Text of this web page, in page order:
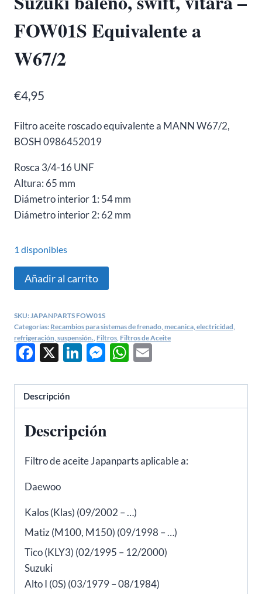
FOW01S Equivalente a
W67/2
€4,95
Filtro aceite roscado equivalente a MANN W67/2,
BOSH 0986452019
Rosca 3/4-16 UNF
Altura: 65 mm
Diámetro interior 1: 54 mm
Diámetro interior 2: 62 mm
1 disponibles
Filtro
aceite
matiz/
Suzuki
baleno,
vitara
Equivalente
W67/2
Añadir al carrito
SKU: JAPANPARTS FOW01S
Categorías: Recambios para sistemas de frenado, mecanica, electricidad,
refrigeración, suspensión. Filtros Filtros de Aceite
Facebook
X LinkedIn
Messenger
WhatsApp
Descripción
Descripción
Filtro de aceite Japanparts aplicable a:
Daewoo
Kalos (Klas) (09/2002 – …)
Matiz (M100, M150) (09/1998 – …)
Tico (KLY3) (02/1995 – 12/2000)
Suzuki
Alto I (0S) (03/1979 – 08/1984)